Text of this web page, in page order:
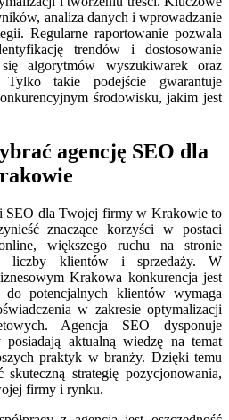
analiza danych i wprowadzanie
Regularne raportowanie pozwala
trendów i dostosowanie
algorytmów wyszukiwarek oraz
Tylko takie podejście gwarantuje
środowisku, jakim jest
agencję SEO dla
SEO dla Twojej firmy w Krakowie to
znaczące korzyści w postaci
większego ruchu na stronie
liczby klientów i sprzedaży. W
Krakowa konkurencja jest
do potencjalnych klientów wymaga
w zakresie optymalizacji
Agencja SEO dysponuje
posiadają aktualną wiedzę na temat
praktyk w branży. Dzięki temu
strategię pozycjonowania,
firmy i rynku.